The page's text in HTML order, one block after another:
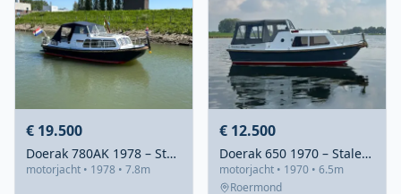
€ 19.500
Doerak 780AK 1978 – Stalen motorjacht met nieuwe motor
motorjacht • 1978 • 7.8m
€ 12.500
Doerak 650 1970 – Stalen motorjacht met vleugelkiel
motorjacht • 1970 • 6.5m
Roermond